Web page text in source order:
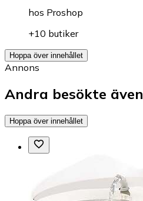
hos Proshop
+10 butiker
Hoppa över innehållet
Annons
Andra besökte även
Hoppa över innehållet